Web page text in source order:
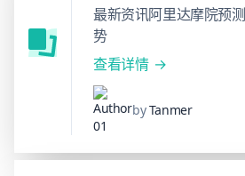
最新资讯阿里达摩院预
势
查看详情
byTanmer